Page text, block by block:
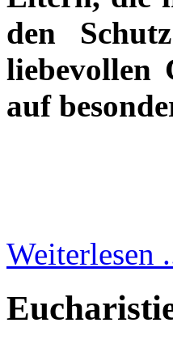
den
liebevollen
auf
Weiterlesen